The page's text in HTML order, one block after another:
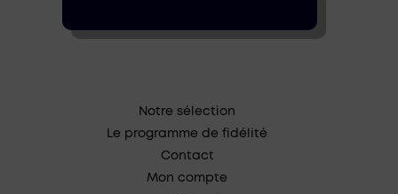
Notre sélection
Le programme de fidélité
Contact
Mon compte